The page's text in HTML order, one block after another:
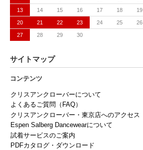
13 14 15 16 17 18 19
20 21 22 23 24 25 26
27 28 29 30
サイトマップ
コンテンツ
クリスアンクローバーについて
よくあるご質問（FAQ）
クリスアンクローバー・東京店へのアクセス
Espen Salberg Dancewearについて
試着サービスのご案内
PDFカタログ・ダウンロード